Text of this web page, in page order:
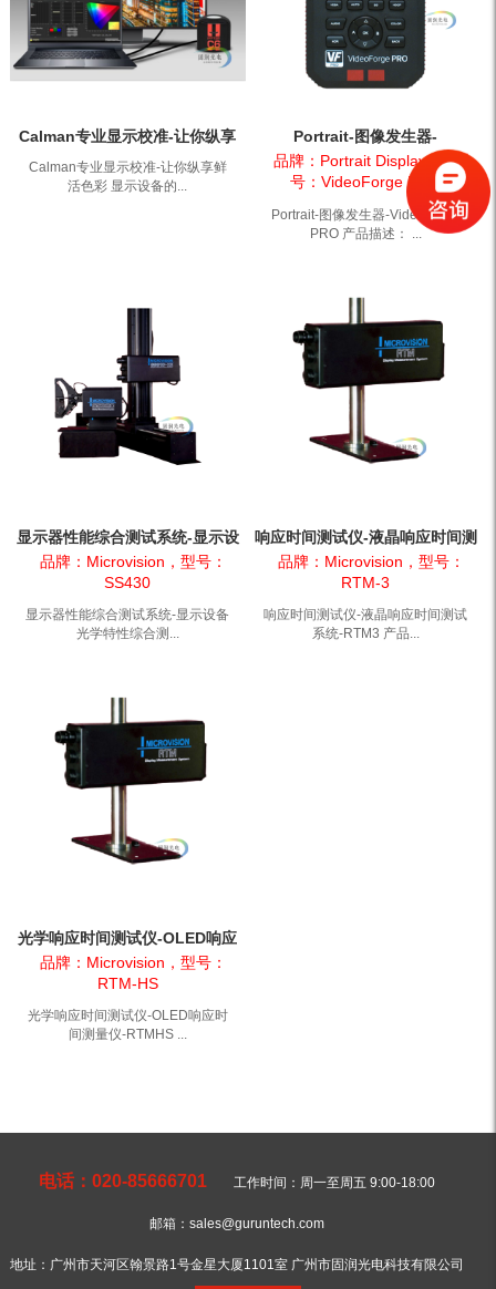
Calman专业显示校准-让你纵享
鲜活色彩
Calman专业显示校准-让你纵享鲜
活色彩 显示设备的...
Portrait-图像发生器-
VideoForge PRO
品牌：Portrait Displays， 型
号：VideoForge PRO
Portrait-图像发生器-VideoForge
PRO 产品描述： ...
显示器性能综合测试系统-显示设
备光学特性综合测试...
品牌：Microvision，型号：
SS430
显示器性能综合测试系统-显示设备
光学特性综合测...
响应时间测试仪-液晶响应时间测
试系统-RTM3
品牌：Microvision，型号：
RTM-3
响应时间测试仪-液晶响应时间测试
系统-RTM3 产品...
光学响应时间测试仪-OLED响应
时间测量仪-RTMHS
品牌：Microvision，型号：
RTM-HS
光学响应时间测试仪-OLED响应时
间测量仪-RTMHS ...
电话：020-85666701 工作时间：周一至周五 9:00-18:00
邮箱：sales@guruntech.com
地址：广州市天河区翰景路1号金星大厦1101室 广州市固润光电科技有限公司